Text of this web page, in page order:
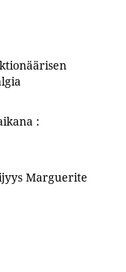
:
Marguerite